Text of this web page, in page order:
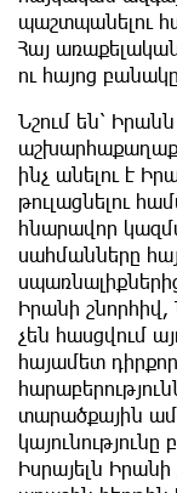
պաշտպանելու
Հայ
ու հայոց
Նշում են՝
ինչ անելու է
թուլացնելու
հնարավոր
սահմանները
Իրանի
չեն հասցվում
հայամետ
տարածքային
Իսրայելն Իրանի